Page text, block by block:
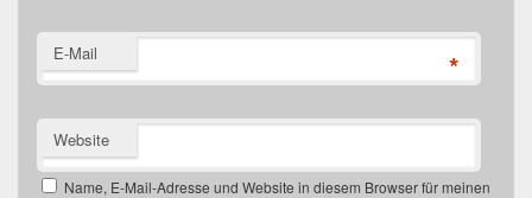
r
g
e
ö
f
n
e
t
)
r
ö
f
n
)
E-Mail *
Website
Name, E-Mail-Adresse und Website in diesem Browser für meinen